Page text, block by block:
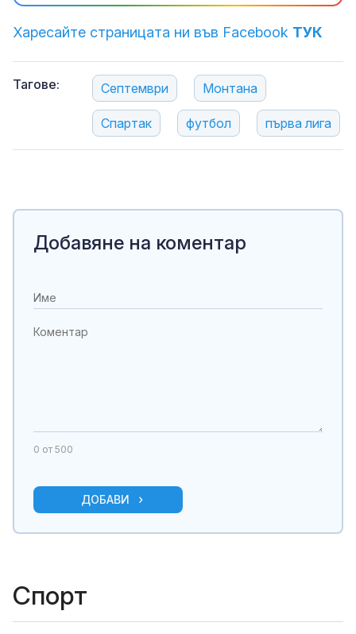
Харесайте страницата ни във Facebook ТУК
Тагове: Септември Монтана
Спартак футбол първа лига
Добавяне на коментар
0 от 500
ДОБАВИ
Спорт